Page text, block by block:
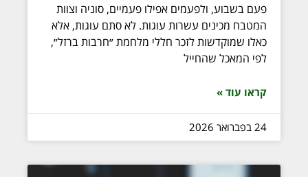
פעם בשבוע, ולפעמים אפילו פעמיים, סוניה וצוות
המטבח מכינים עשרות עוגות. לא סתם עוגות, אלא
כאלו שמוקדשות לזכר חללי מלחמת ״חרבות ברזל״,
לפי המאכל שהחייל
קראו עוד »
24 בפברואר 2026